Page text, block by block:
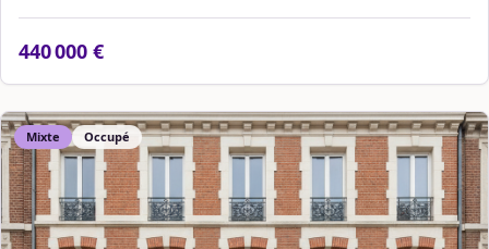
440 000 €
Mixte Occupé